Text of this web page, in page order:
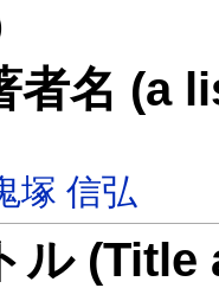
者名 (a
塚 信弘
ル